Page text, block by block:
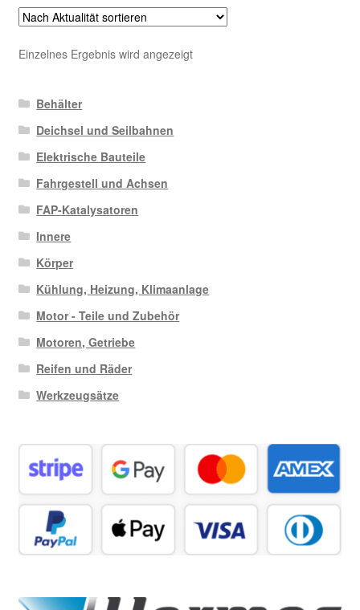
Einzelnes Ergebnis wird angezeigt
Behälter
Deichsel und Seilbahnen
Elektrische Bauteile
Fahrgestell und Achsen
FAP-Katalysatoren
Innere
Körper
Kühlung, Heizung, Klimaanlage
Motor - Teile und Zubehör
Motoren, Getriebe
Reifen und Räder
Werkzeugsätze